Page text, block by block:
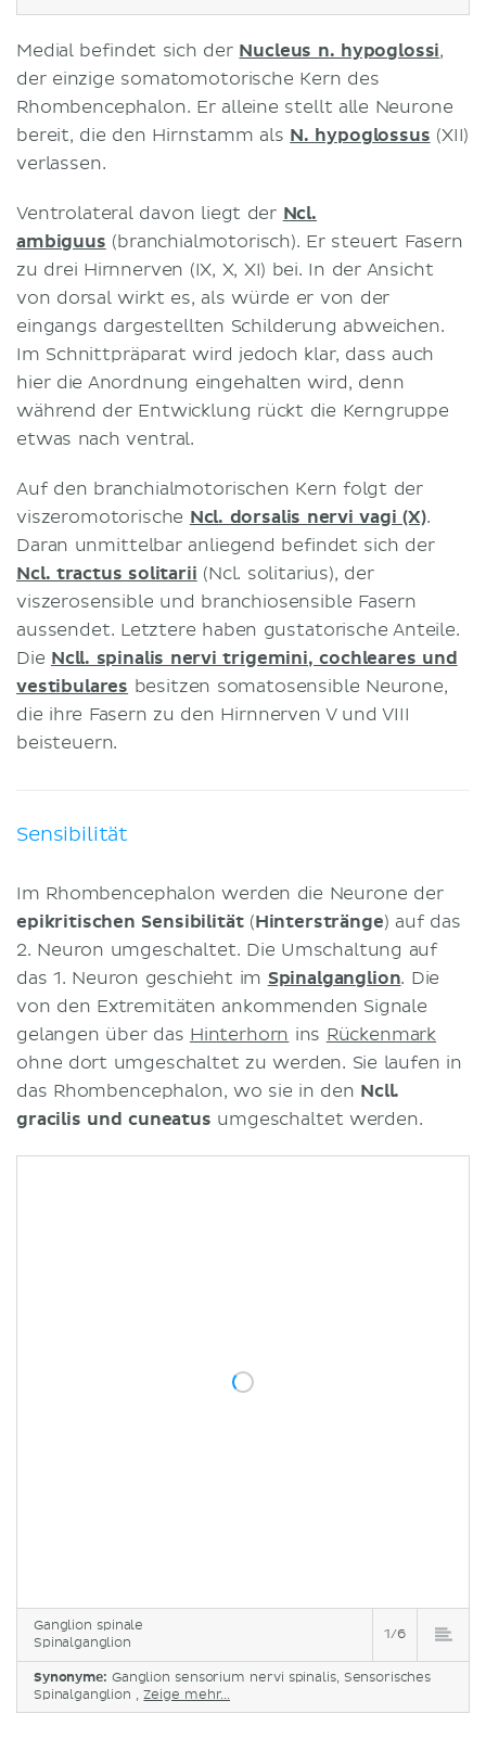
Medial befindet sich der Nucleus n. hypoglossi,
der einzige somatomotorische Kern des
Rhombencephalon. Er alleine stellt alle Neurone
bereit, die den Hirnstamm als N. hypoglossus (XII)
verlassen.
Ventrolateral davon liegt der Ncl.
ambiguus (branchialmotorisch). Er steuert Fasern
zu drei Hirnnerven (IX, X, XI) bei. In der Ansicht
von dorsal wirkt es, als würde er von der
eingangs dargestellten Schilderung abweichen.
Im Schnittpräparat wird jedoch klar, dass auch
hier die Anordnung eingehalten wird, denn
während der Entwicklung rückt die Kerngruppe
etwas nach ventral.
Auf den branchialmotorischen Kern folgt der
viszeromotorische Ncl. dorsalis nervi vagi (X).
Daran unmittelbar anliegend befindet sich der
Ncl. tractus solitarii (Ncl. solitarius), der
viszerosensible und branchiosensible Fasern
aussendet. Letztere haben gustatorische Anteile.
Die Ncll. spinalis nervi trigemini, cochleares und
vestibulares besitzen somatosensible Neurone,
die ihre Fasern zu den Hirnnerven V und VIII
beisteuern.
Sensibilität
Im Rhombencephalon werden die Neurone der
epikritischen Sensibilität(Hinterstränge) auf das
2. Neuron umgeschaltet. Die Umschaltung auf
das 1. Neuron geschieht im Spinalganglion. Die
von den Extremitäten ankommenden Signale
gelangen über das Hinterhorn ins Rückenmark
ohne dort umgeschaltet zu werden. Sie laufen in
das Rhombencephalon, wo sie in den Ncll.
gracilis und cuneatus umgeschaltet werden.
Ganglion spinale
Spinalganglion
1/6
Synonyme: Ganglion sensorium nervi spinalis, Sensorisches
Spinalganglion ,Zeige mehr...